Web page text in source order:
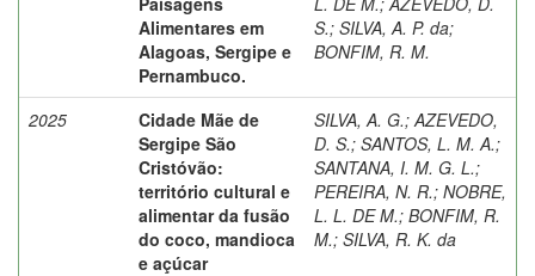
Alimentares em
Alagoas, Sergipe e
Pernambuco.
S.; SILVA, A. P. da;
BONFIM, R. M.
2025
Cidade Mãe de
Sergipe São
Cristóvão:
território cultural e
alimentar da fusão
do coco, mandioca
e açúcar
SILVA, A. G.; AZEVEDO,
D. S.; SANTOS, L. M. A.;
SANTANA, I. M. G. L.;
PEREIRA, N. R.; NOBRE,
L. L. DE M.; BONFIM, R.
M.; SILVA, R. K. da